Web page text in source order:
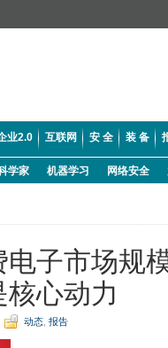
业2.0 互联网 安 全 装 备
学家 机器学习 网络安全
子市场规
心动力
动态 报告